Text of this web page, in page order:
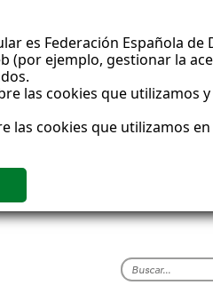
es Federación Española
ejemplo, gestionar la
las cookies que utilizamos
las cookies que utilizamos
Buscar